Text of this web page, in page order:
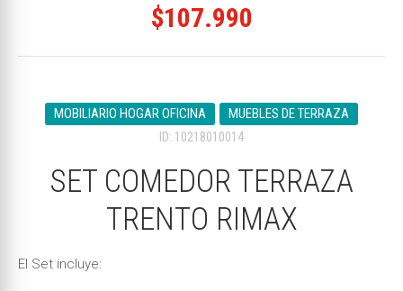
$107.990
MOBILIARIO HOGAR OFICINA
MUEBLES DE TERRAZA
ID: 10218010014
SET COMEDOR TERRAZA
TRENTO RIMAX
El Set incluye: